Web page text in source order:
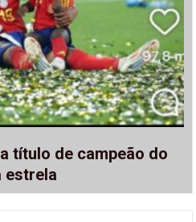
título de campeão do
estrela